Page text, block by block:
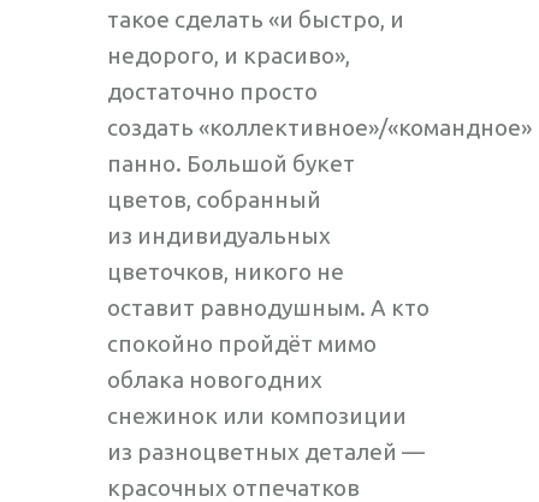
такое сделать «и быстро, и
недорого, и красиво»,
достаточно просто
создать «коллективное»/«командное»
панно. Большой букет
цветов, собранный
из индивидуальных
цветочков, никого не
оставит равнодушным. А кто
спокойно пройдёт мимо
облака новогодних
снежинок или композиции
из разноцветных деталей —
красочных отпечатков